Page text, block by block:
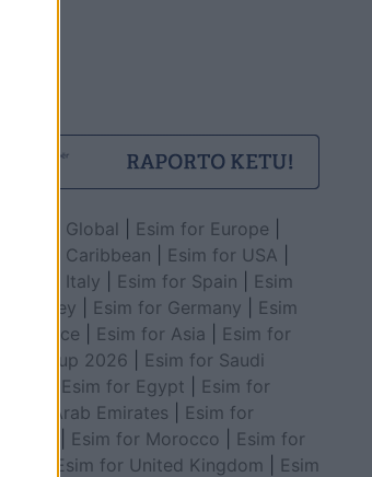
Esim for Global Esim for Europe
Esim for Caribbean
Esim for USA
Esim for Italy
Esim for Spain
Esim
for Turkey
Esim for Germany
Esim
for Greece
Esim for Asia
Esim for
World Cup 2026
Esim for Saudi
Esim for Egypt
Esim for
United Arab Emirates
Esim for
Esim for Morocco
Esim for
Esim for United Kingdom
Esim